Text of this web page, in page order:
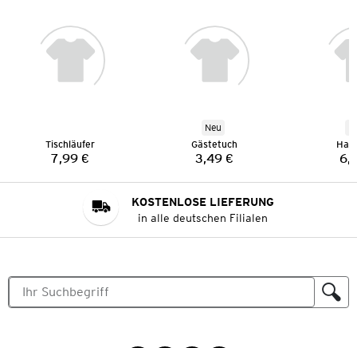
Tischläufer
Preis:
7,99 €
Neu
Gästetuch
Preis:
3,49 €
KOSTENLOSE LIEFERUNG
in alle deutschen Filialen